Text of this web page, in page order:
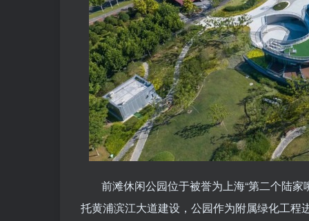
前滩休闲公园位于被誉为上海“第二个陆
托黄浦滨江大道建设，公园作为附属绿化工